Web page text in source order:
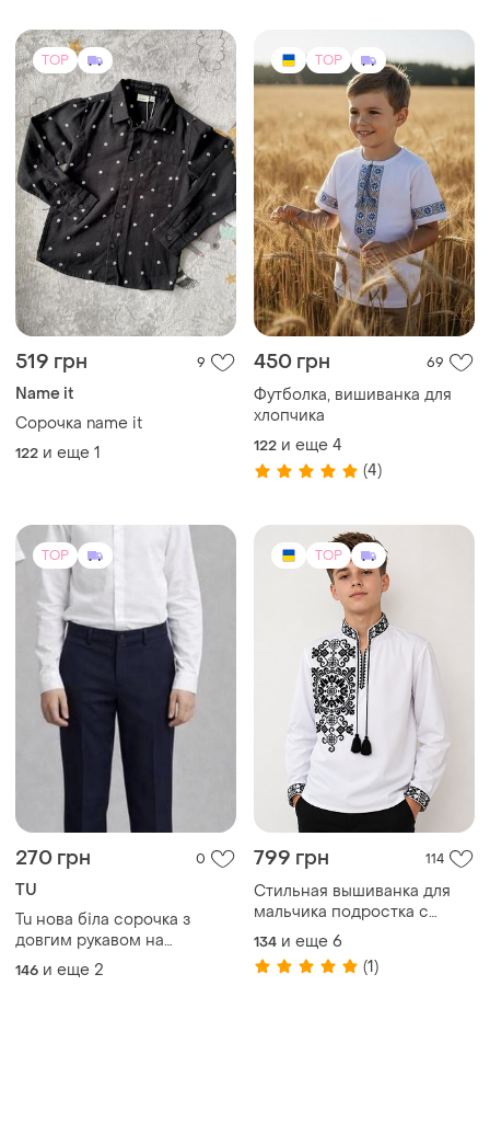
TOP
519 грн 9
Name it
Сорочка name it
122 и еще 1
TOP
450 грн 69
Футболка, вишиванка для
хлопчика
122 и еще 4
(4)
TOP
270 грн 0
TU
Tu нова біла сорочка з
довгим рукавом на
хлопчика 12-13 років 158 см
школа 65% polyester 35%
146 и еще 2
TOP
799 грн 114
Стильная вышиванка для
мальчика подростка с
черной вышивкой
134 и еще 6
(1)